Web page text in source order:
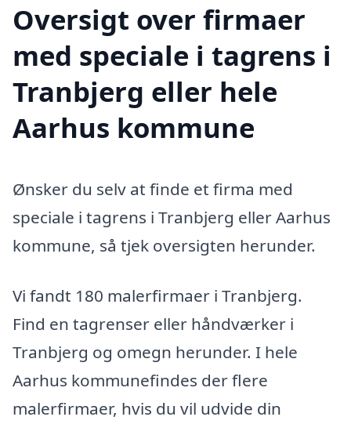
Oversigt over firmaer
med speciale i tagrens i
Tranbjerg eller hele
Aarhus kommune
Ønsker du selv at finde et firma med
speciale i tagrens i Tranbjerg eller Aarhus
kommune, så tjek oversigten herunder.
Vi fandt 180 malerfirmaer i Tranbjerg.
Find en tagrenser eller håndværker i
Tranbjerg og omegn herunder. I hele
Aarhus kommunefindes der flere
malerfirmaer, hvis du vil udvide din